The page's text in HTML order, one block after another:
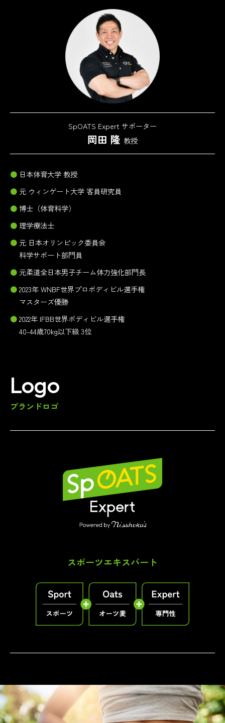
SpOATS Expert サポーター
岡田 隆 教授
日本体育大学 教授
元 ウィンゲート大学 客員研究員
博士（体育科学）
理学療法士
元 日本オリンピック委員会
科学サポート部門員
元柔道全日本男子チーム体力強化部門長
2023年 WNBF世界プロボディビル選手権
マスターズ優勝
2022年 IFBB世界ボディビル選手権
40-44歳70kg以下級 3位
Logo
ブランドロゴ
スポーツエキスパート